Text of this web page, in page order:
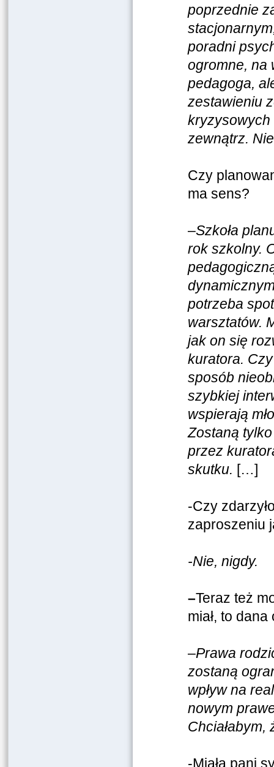
poprzednie
poradni
ogromne, na
pedagoga,
zestawieniu
kryzysowych
zewnątrz.
Czy
ma sens?
–Szkoła
rok szkolny.
potrzeba
warsztatów.
jak on się
kuratora.
sposób
szybkiej
wspierają
Zostaną
przez
skutku. […]
-Czy
zaproszeniu
-Nie, nigdy.
–Teraz też
miał, to
–Prawa
zostaną
wpływ na
nowym
Chciałabym,
-Miała pani